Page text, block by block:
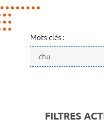
Mots-clés :
FILTRES